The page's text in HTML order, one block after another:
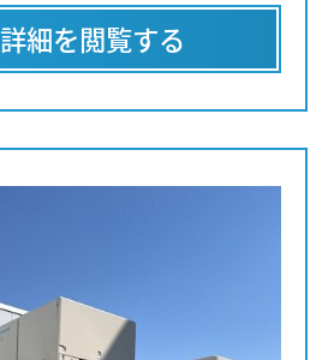
詳細を閲覧する